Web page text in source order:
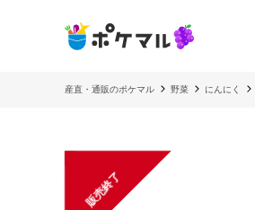
産直・通販のポケマル 野菜 にんにく
販売終了